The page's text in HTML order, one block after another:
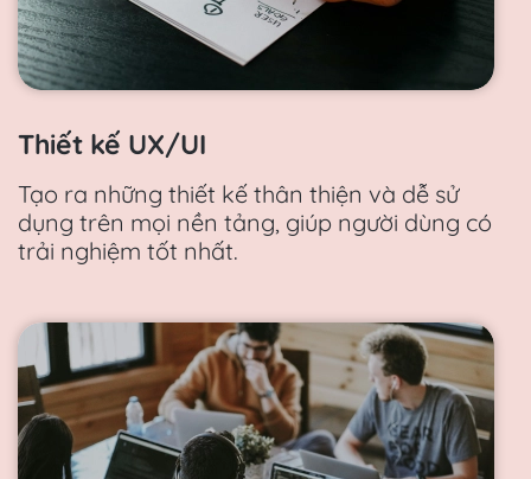
Thiết kế UX/UI
Tạo ra những thiết kế thân thiện và dễ sử
dụng trên mọi nền tảng, giúp người dùng có
trải nghiệm tốt nhất.